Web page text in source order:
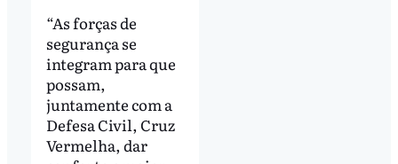
“As forças de
segurança se
integram para que
possam,
juntamente com a
Defesa Civil, Cruz
Vermelha, dar